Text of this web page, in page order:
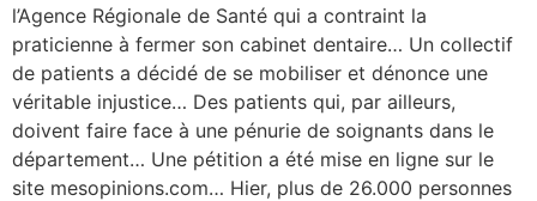
l’Agence Régionale de Santé qui a contraint la
praticienne à fermer son cabinet dentaire… Un collectif
de patients a décidé de se mobiliser et dénonce une
véritable injustice… Des patients qui, par ailleurs,
doivent faire face à une pénurie de soignants dans le
département… Une pétition a été mise en ligne sur le
site mesopinions.com… Hier, plus de 26.000 personnes